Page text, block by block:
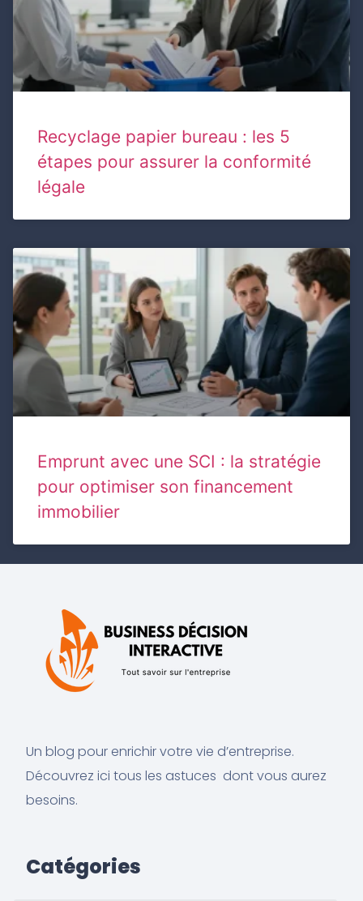
Recyclage papier bureau : les 5
étapes pour assurer la conformité
légale
Emprunt avec une SCI : la stratégie
pour optimiser son financement
immobilier
Un blog pour enrichir votre vie d’entreprise.
Découvrez ici tous les astuces dont vous aurez
besoins.
Catégories